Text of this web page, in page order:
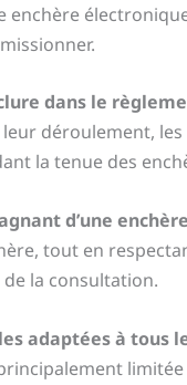
dans le
déroulement,
la tenue des
d’une
tout en
la consultation.
adaptées à tous